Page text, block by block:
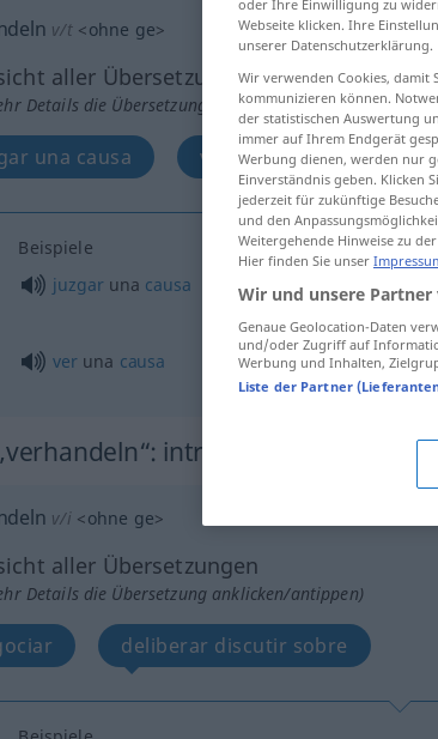
v/t <ohne ge>
aller Übersetzungen
Details die Übersetzung anklicken/antippen)
una causa ver una causa
Beispiele
juzgaruna causa
ver una causa
: intransitives Verb
v/i <ohne ge>
aller Übersetzungen
Details die Übersetzung anklicken/antippen)
deliberar discutir sobre
oder Ihre Einwilligung zu
Webseite klicken. Ihre
unserer Datenschutzerklärung.
Wir verwenden Cookies, damit
kommunizieren können.
der statistischen Auswertung
immer auf Ihrem Endgerät
Werbung dienen, werden nur
Einverständnis geben. Klicken
jederzeit für zukünftige
und den
Weitergehende Hinweise zu
Hier finden Sie unser
Wir und unsere
Genaue Geolocation-Daten
und/oder Zugriff auf
Werbung und Inhalten,
Liste der Partner